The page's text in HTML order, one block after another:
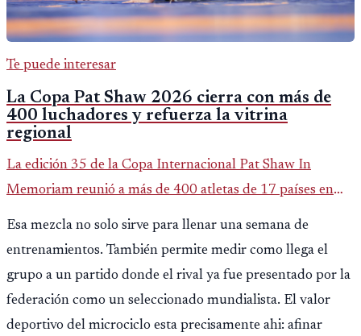
Te puede interesar
La Copa Pat Shaw 2026 cierra con más de
400 luchadores y refuerza la vitrina
regional
La edición 35 de la Copa Internacional Pat Shaw In
Memoriam reunió a más de 400 atletas de 17 países en
Guatemala y dejó una participación destacada de la
delegación nacional, según el balance oficial de CDAG.
Esa mezcla no solo sirve para llenar una semana de
entrenamientos. También permite medir como llega el
grupo a un partido donde el rival ya fue presentado por la
federación como un seleccionado mundialista. El valor
deportivo del microciclo esta precisamente ahi: afinar